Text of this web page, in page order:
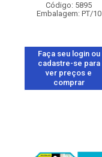
Código: 5895
Embalagem: PT/10
Faça seu login ou
cadastre-se para
ver preços e
comprar